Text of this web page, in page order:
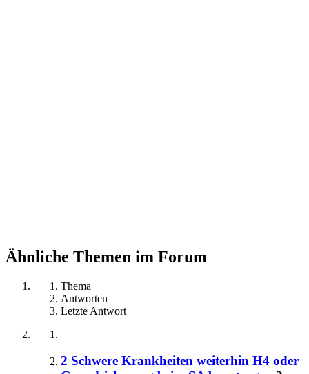
Ähnliche Themen im Forum
Thema
Antworten
Letzte Antwort
2 Schwere Krankheiten weiterhin H4 oder